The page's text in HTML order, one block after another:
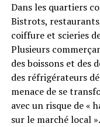
Dans les quartiers
Bistrots,
coiffure et scieries
Plusieurs
des boissons et des
des réfrigérateurs
menace de se
avec un risque de «
sur le marché local ».